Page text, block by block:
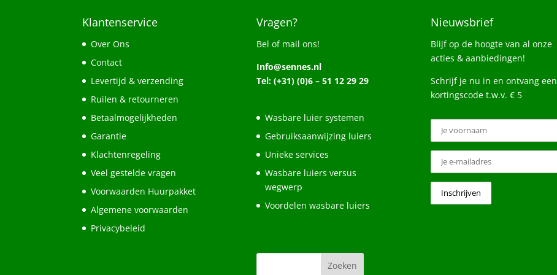
Klantenservice
Over Ons
Contact
Levertijd & verzending
Ruilen & retourneren
Betaalmogelijkheden
Garantie
Klachtenregeling
Veel gestelde vragen
Voorwaarden Huurpakket
Algemene voorwaarden
Privacybeleid
Vragen?
Bel of mail ons!
Info@sennes.nl
Tel: (+31) (0)6 – 51 12 29 29
Wasbare luier systemen
Gebruiksaanwijzing luiers
Unieke services
Wasbare luiers versus
wegwerp
Voordelen wasbare luiers
Nieuwsbrief
Blijf op de hoogte van al onze
acties & aanbiedingen!
Schrijf je nu in en ontvang een
kortingscode t.w.v. € 5